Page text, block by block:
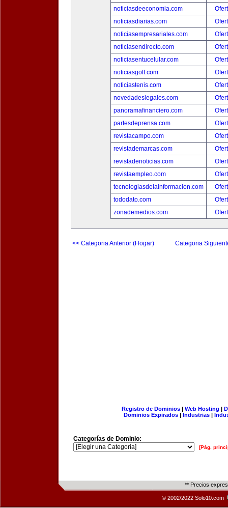
noticiasdeeconomia.com
noticiasdiarias.com
noticiasempresariales.com
noticiasendirecto.com
noticiasentucelular.com
noticiasgolf.com
noticiastenis.com
novedadeslegales.com
panoramafinanciero.com
partesdeprensa.com
revistacampo.com
revistademarcas.com
revistadenoticias.com
revistaempleo.com
tecnologiasdelainformacion.com
tododato.com
zonademedios.com
<< Categoria Anterior (Hogar) Categoria
Registro de Dominios| Web Hosting |
Dominios Expirados | Industrias |
Categorías de Dominio:
[Pág.
** Precios
© 2002/2022 Solo10.com